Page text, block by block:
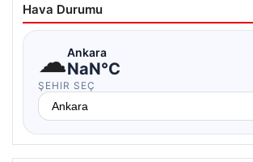
Hava Durumu
☁Ankara
NaN°C
ŞEHIR SEÇ